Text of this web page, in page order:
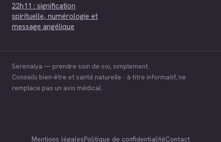
22h11 : signification
spirituelle, numérologie et
message angélique
Serenalya — prendre soin de soi, simplement.
Conseils bien-être et santé naturelle · à titre informatif, ne
remplace pas un avis médical.
Mentions légalesPolitique de confidentialitéContact